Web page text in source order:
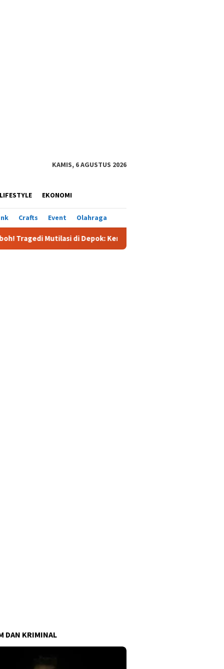
KAMIS, 6 AGUSTUS 2026
LIFESTYLE EKONOMI
Crafts Event Olahraga
di Depok: Kenalan Lewat Medsos Berujung Pembunuhan,
DAN KRIMINAL